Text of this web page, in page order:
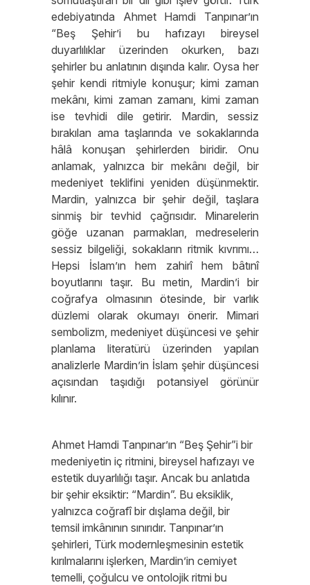
edebiyatında Ahmet Hamdi Tanpınar’ın
“Beş Şehir’i bu hafızayı bireysel
duyarlılıklar üzerinden okurken, bazı
şehirler bu anlatının dışında kalır. Oysa her
şehir kendi ritmiyle konuşur; kimi zaman
mekânı, kimi zaman zamanı, kimi zaman
ise tevhidi dile getirir. Mardin, sessiz
bırakılan ama taşlarında ve sokaklarında
hâlâ konuşan şehirlerden biridir. Onu
anlamak, yalnızca bir mekânı değil, bir
medeniyet teklifini yeniden düşünmektir.
Mardin, yalnızca bir şehir değil, taşlara
sinmiş bir tevhid çağrısıdır. Minarelerin
göğe uzanan parmakları, medreselerin
sessiz bilgeliği, sokakların ritmik kıvrımı…
Hepsi İslam’ın hem zahirî hem bâtınî
boyutlarını taşır. Bu metin, Mardin’i bir
coğrafya olmasının ötesinde, bir varlık
düzlemi olarak okumayı önerir. Mimari
sembolizm, medeniyet düşüncesi ve şehir
planlama literatürü üzerinden yapılan
analizlerle Mardin’in İslam şehir düşüncesi
açısından taşıdığı potansiyel görünür
kılınır.
Ahmet Hamdi Tanpınar’ın “Beş Şehir”i bir
medeniyetin iç ritmini, bireysel hafızayı ve
estetik duyarlılığı taşır. Ancak bu anlatıda
bir şehir eksiktir: “Mardin”. Bu eksiklik,
yalnızca coğrafî bir dışlama değil, bir
temsil imkânının sınırıdır. Tanpınar’ın
şehirleri, Türk modernleşmesinin estetik
kırılmalarını işlerken, Mardin’in cemiyet
temelli, çoğulcu ve ontolojik ritmi bu